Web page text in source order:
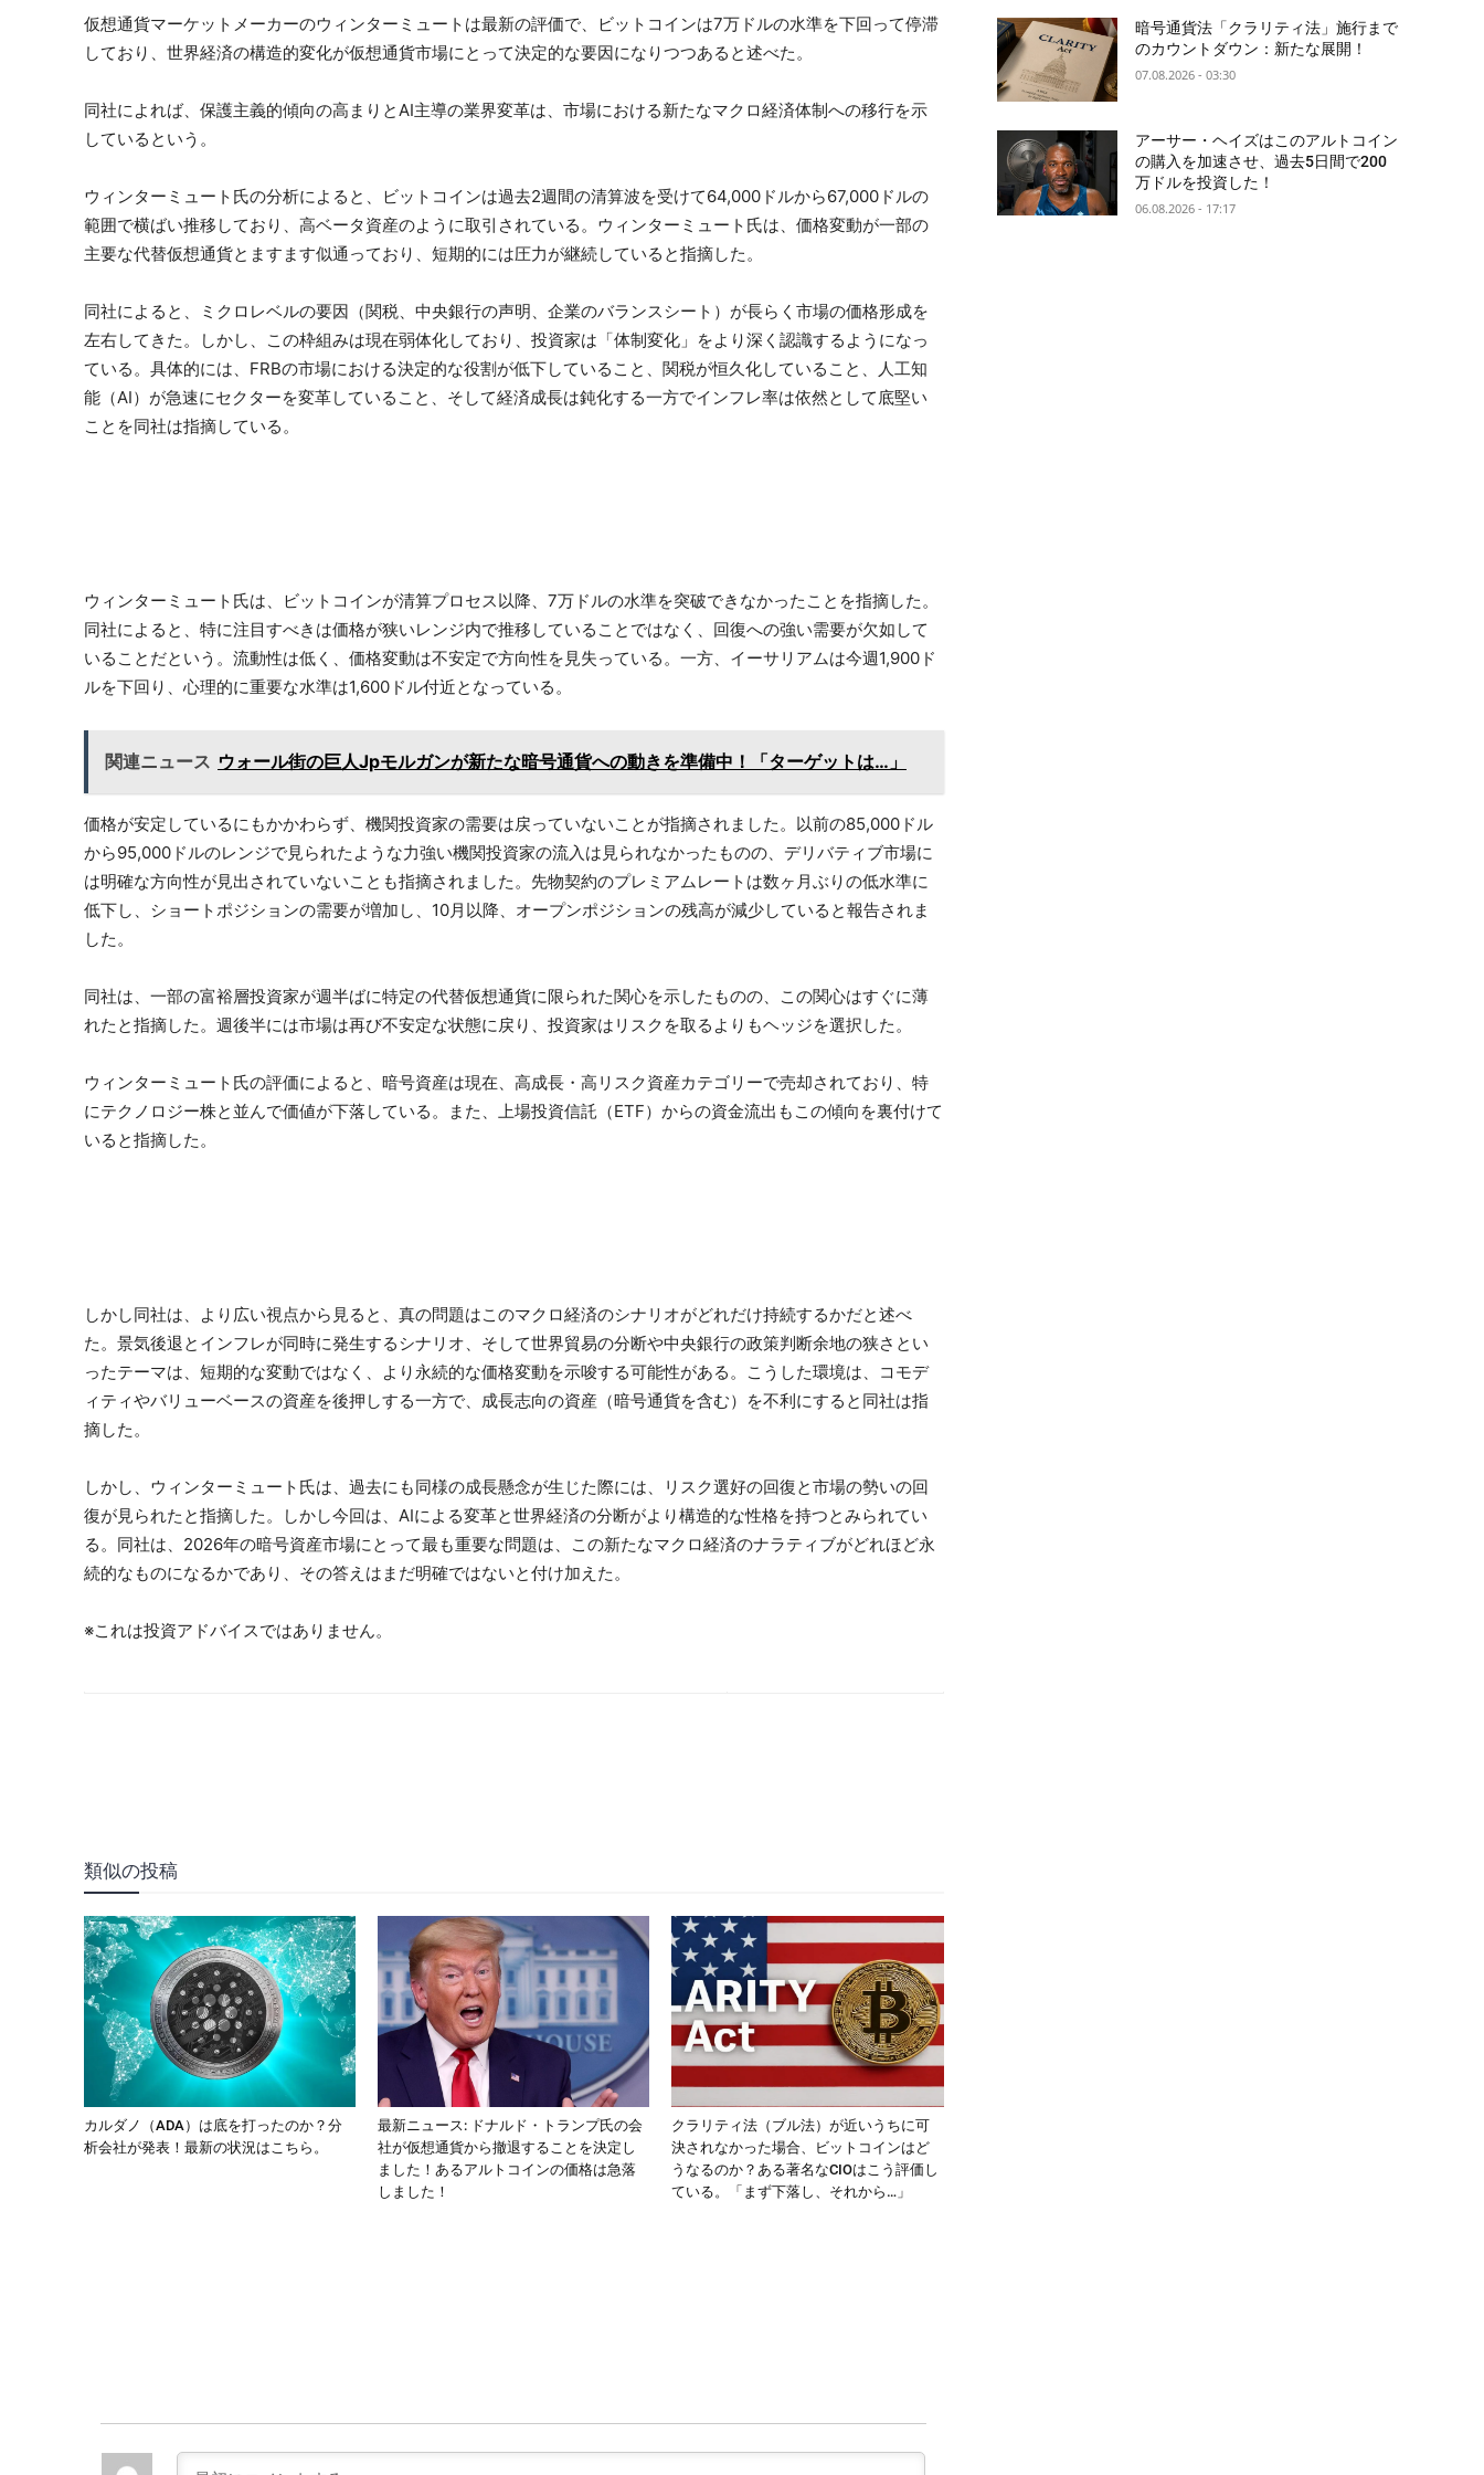
仮想通貨マーケットメーカーのウィンターミュートは最新の評価で、ビットコインは7万ドルの水準を下回って停滞
しており、世界経済の構造的変化が仮想通貨市場にとって決定的な要因になりつつあると述べた。
同社によれば、保護主義的傾向の高まりとAI主導の業界変革は、市場における新たなマクロ経済体制への移行を示
しているという。
ウィンターミュート氏の分析によると、ビットコインは過去2週間の清算波を受けて64,000ドルから67,000ドルの
範囲で横ばい推移しており、高ベータ資産のように取引されている。ウィンターミュート氏は、価格変動が一部の
主要な代替仮想通貨とますます似通っており、短期的には圧力が継続していると指摘した。
同社によると、ミクロレベルの要因（関税、中央銀行の声明、企業のバランスシート）が長らく市場の価格形成を
左右してきた。しかし、この枠組みは現在弱体化しており、投資家は「体制変化」をより深く認識するようになっ
ている。具体的には、FRBの市場における決定的な役割が低下していること、関税が恒久化していること、人工知
能（AI）が急速にセクターを変革していること、そして経済成長は鈍化する一方でインフレ率は依然として底堅い
ことを同社は指摘している。
ウィンターミュート氏は、ビットコインが清算プロセス以降、7万ドルの水準を突破できなかったことを指摘した。
同社によると、特に注目すべきは価格が狭いレンジ内で推移していることではなく、回復への強い需要が欠如して
いることだという。流動性は低く、価格変動は不安定で方向性を見失っている。一方、イーサリアムは今週1,900ド
ルを下回り、心理的に重要な水準は1,600ドル付近となっている。
関連ニュース ウォール街の巨人Jpモルガンが新たな暗号通貨への動きを準備中！「ターゲットは…」
価格が安定しているにもかかわらず、機関投資家の需要は戻っていないことが指摘されました。以前の85,000ドル
から95,000ドルのレンジで見られたような力強い機関投資家の流入は見られなかったものの、デリバティブ市場に
は明確な方向性が見出されていないことも指摘されました。先物契約のプレミアムレートは数ヶ月ぶりの低水準に
低下し、ショートポジションの需要が増加し、10月以降、オープンポジションの残高が減少していると報告されま
した。
同社は、一部の富裕層投資家が週半ばに特定の代替仮想通貨に限られた関心を示したものの、この関心はすぐに薄
れたと指摘した。週後半には市場は再び不安定な状態に戻り、投資家はリスクを取るよりもヘッジを選択した。
ウィンターミュート氏の評価によると、暗号資産は現在、高成長・高リスク資産カテゴリーで売却されており、特
にテクノロジー株と並んで価値が下落している。また、上場投資信託（ETF）からの資金流出もこの傾向を裏付けて
いると指摘した。
しかし同社は、より広い視点から見ると、真の問題はこのマクロ経済のシナリオがどれだけ持続するかだと述べ
た。景気後退とインフレが同時に発生するシナリオ、そして世界貿易の分断や中央銀行の政策判断余地の狭さとい
ったテーマは、短期的な変動ではなく、より永続的な価格変動を示唆する可能性がある。こうした環境は、コモデ
ィティやバリューベースの資産を後押しする一方で、成長志向の資産（暗号通貨を含む）を不利にすると同社は指
摘した。
しかし、ウィンターミュート氏は、過去にも同様の成長懸念が生じた際には、リスク選好の回復と市場の勢いの回
復が見られたと指摘した。しかし今回は、AIによる変革と世界経済の分断がより構造的な性格を持つとみられてい
る。同社は、2026年の暗号資産市場にとって最も重要な問題は、この新たなマクロ経済のナラティブがどれほど永
続的なものになるかであり、その答えはまだ明確ではないと付け加えた。
※これは投資アドバイスではありません。
類似の投稿
カルダノ（ADA）は底を打ったのか？分
析会社が発表！最新の状況はこちら。
最新ニュース: ドナルド・トランプ氏の会
社が仮想通貨から撤退することを決定し
ました！あるアルトコインの価格は急落
しました！
クラリティ法（ブル法）が近いうちに可
決されなかった場合、ビットコインはど
うなるのか？ある著名なCIOはこう評価し
ている。「まず下落し、それから…」
暗号通貨法「クラリティ法」施行まで
のカウントダウン：新たな展開！
07.08.2026 - 03:30
アーサー・ヘイズはこのアルトコイン
の購入を加速させ、過去5日間で200
万ドルを投資した！
06.08.2026 - 17:17